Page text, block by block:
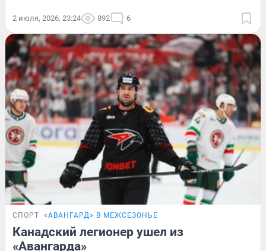
2 июля, 2026, 23:24 892 6
СПОРТ «АВАНГАРД» В МЕЖСЕЗОНЬЕ
Канадский легионер ушел из
«Авангарда»